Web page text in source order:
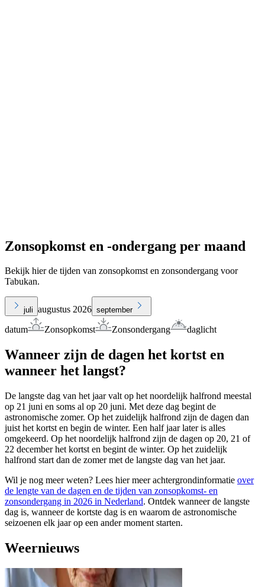
Zonsopkomst en -ondergang per maand
Bekijk hier de tijden van zonsopkomst en zonsondergang voor
Tabukan.
juli augustus 2026 september
datum Zonsopkomst Zonsondergang daglicht
Wanneer zijn de dagen het kortst en
wanneer het langst?
De langste dag van het jaar valt op het noordelijk halfrond meestal
op 21 juni en soms al op 20 juni. Met deze dag begint de
astronomische zomer. Op het zuidelijk halfrond zijn de dagen dan
juist het kortst en begin de winter. Een half jaar later is alles
omgekeerd. Op het noordelijk halfrond zijn de dagen op 20, 21 of
22 december het kortst en begint de winter. Op het zuidelijk
halfrond start dan de zomer met de langste dag van het jaar.
Wil je nog meer weten? Lees hier meer achtergrondinformatie over
de lengte van de dagen en de tijden van zonsopkomst- en
zonsondergang in 2026 in Nederland. Ontdek wanneer de langste
dag is, wanneer de kortste dag is en waarom de astronomische
seizoenen elk jaar op een ander moment starten.
Weernieuws